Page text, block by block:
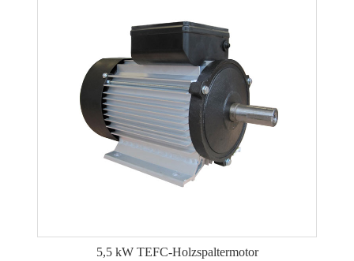
5,5 kW TEFC-Holzspaltermotor